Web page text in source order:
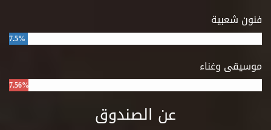
فنون شعبية
7.5%
موسيقى وغناء
7.56%
عن الصندوق